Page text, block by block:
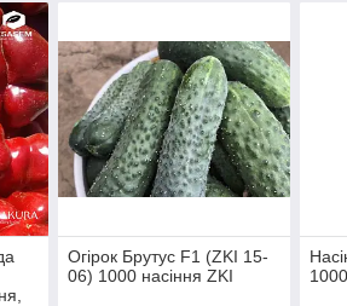
Огірок Брутус F1 (ZKI 15-
06) 1000 насіння ZKI